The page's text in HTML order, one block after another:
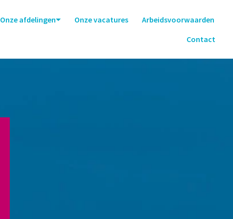
Onze afdelingen Onze vacatures
Arbeidsvoorwaarden
Contact